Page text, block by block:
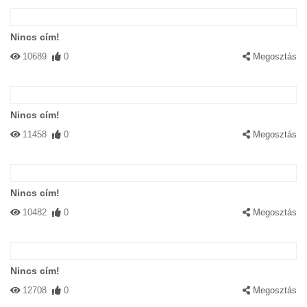
Nincs cím!
10689 0 Megosztás
Nincs cím!
11458 0 Megosztás
Nincs cím!
10482 0 Megosztás
Nincs cím!
12708 0 Megosztás